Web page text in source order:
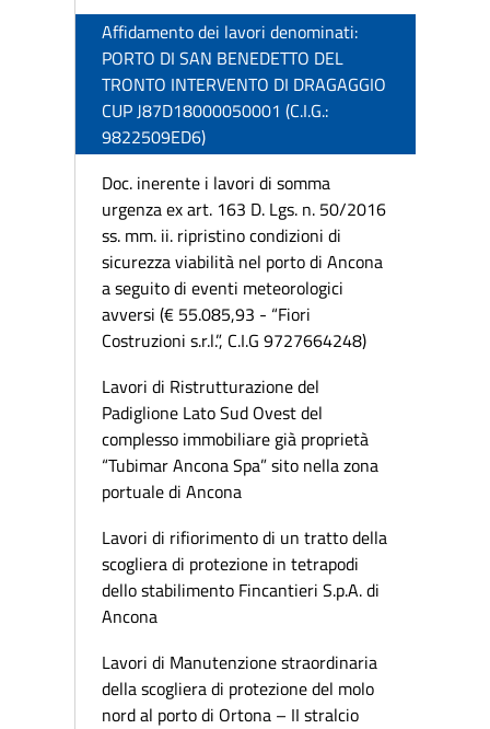
Affidamento dei lavori denominati:
PORTO DI SAN BENEDETTO DEL
TRONTO INTERVENTO DI DRAGAGGIO
CUP J87D18000050001 (C.I.G.:
9822509ED6)
Doc. inerente i lavori di somma
urgenza ex art. 163 D. Lgs. n. 50/2016
ss. mm. ii. ripristino condizioni di
sicurezza viabilità nel porto di Ancona
a seguito di eventi meteorologici
avversi (€ 55.085,93 - “Fiori
Costruzioni s.r.l.”, C.I.G 9727664248)
Lavori di Ristrutturazione del
Padiglione Lato Sud Ovest del
complesso immobiliare già proprietà
“Tubimar Ancona Spa” sito nella zona
portuale di Ancona
Lavori di rifiorimento di un tratto della
scogliera di protezione in tetrapodi
dello stabilimento Fincantieri S.p.A. di
Ancona
Lavori di Manutenzione straordinaria
della scogliera di protezione del molo
nord al porto di Ortona – II stralcio